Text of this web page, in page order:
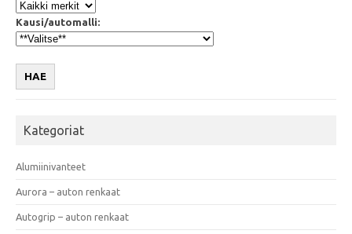
Kausi/automalli:
HAE
Kategoriat
Alumiinivanteet
Aurora – auton renkaat
Autogrip – auton renkaat